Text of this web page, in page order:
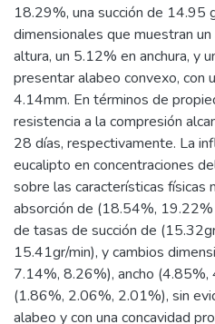
18.29%, una succión de 14.95
dimensionales que muestran
altura, un 5.12% en anchura, y
presentar alabeo convexo, con
4.14mm. En términos de
resistencia a la compresión
28 días, respectivamente. La
eucalipto en concentraciones
sobre las características físicas
absorción de (18.54%,
de tasas de succión de
15.41gr/min), y cambios
7.14%, 8.26%), ancho
(1.86%, 2.06%, 2.01%), sin
alabeo y con una concavidad